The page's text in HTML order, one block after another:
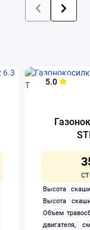
5.0
Высота
Высота
Объем
двигателя,